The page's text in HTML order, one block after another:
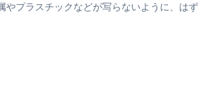
プラスチックなどが写らないように、はず